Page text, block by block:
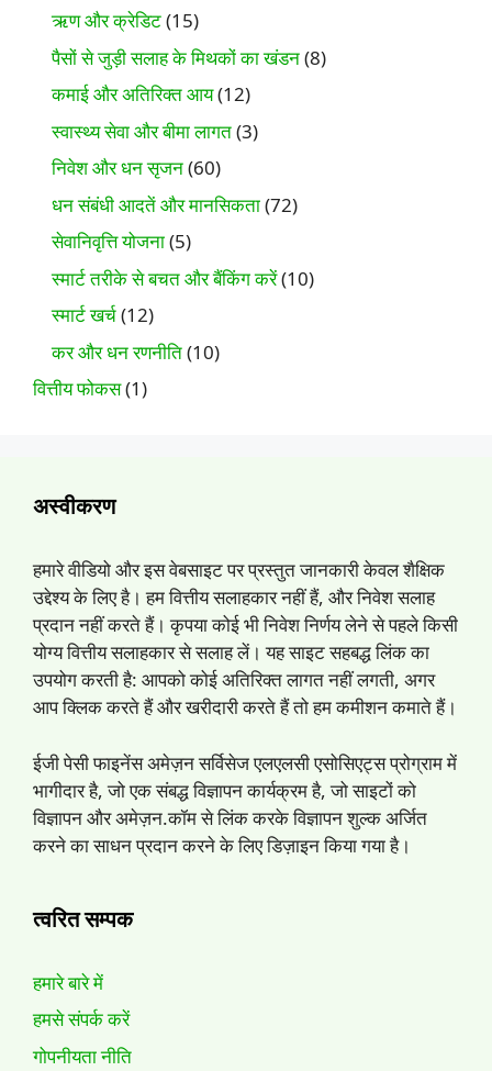
ऋण और क्रेडिट(15)
पैसों से जुड़ी सलाह के मिथकों का खंडन(8)
कमाई और अतिरिक्त आय(12)
स्वास्थ्य सेवा और बीमा लागत(3)
निवेश और धन सृजन(60)
धन संबंधी आदतें और मानसिकता(72)
सेवानिवृत्ति योजना(5)
स्मार्ट तरीके से बचत और बैंकिंग करें(10)
स्मार्ट खर्च(12)
कर और धन रणनीति(10)
वित्तीय फोकस(1)
अस्वीकरण
हमारे वीडियो और इस वेबसाइट पर प्रस्तुत जानकारी केवल शैक्षिक
उद्देश्य के लिए है। हम वित्तीय सलाहकार नहीं हैं, और निवेश सलाह
प्रदान नहीं करते हैं। कृपया कोई भी निवेश निर्णय लेने से पहले किसी
योग्य वित्तीय सलाहकार से सलाह लें। यह साइट सहबद्ध लिंक का
उपयोग करती है: आपको कोई अतिरिक्त लागत नहीं लगती, अगर
आप क्लिक करते हैं और खरीदारी करते हैं तो हम कमीशन कमाते हैं।
ईजी पेसी फाइनेंस अमेज़न सर्विसेज एलएलसी एसोसिएट्स प्रोग्राम में
भागीदार है, जो एक संबद्ध विज्ञापन कार्यक्रम है, जो साइटों को
विज्ञापन और अमेज़न.कॉम से लिंक करके विज्ञापन शुल्क अर्जित
करने का साधन प्रदान करने के लिए डिज़ाइन किया गया है।
त्वरित सम्पक
हमारे बारे में
हमसे संपर्क करें
गोपनीयता नीति